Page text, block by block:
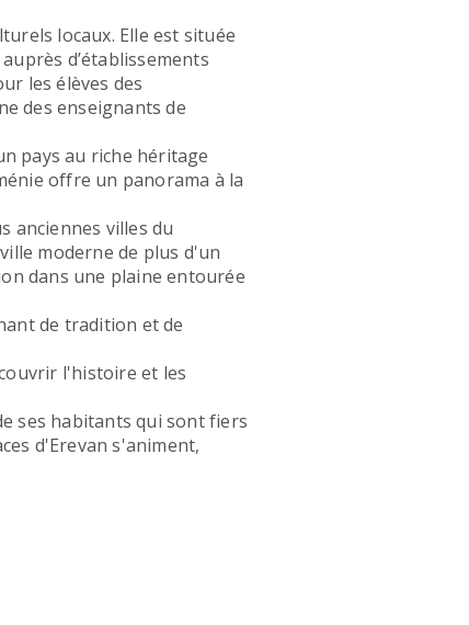
locaux. Elle est située
d’établissements
les élèves des
des enseignants de
pays au riche héritage
offre un panorama à la
anciennes villes du
moderne de plus d'un
dans une plaine entourée
de tradition et de
l'histoire et les
ses habitants qui sont fiers
d'Erevan s'animent,